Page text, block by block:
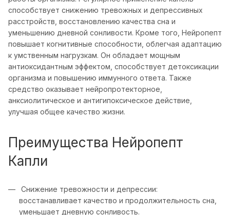
способствует снижению тревожных и депрессивных
расстройств, восстановлению качества сна и
уменьшению дневной сонливости. Кроме того, Нейропепт
повышает когнитивные способности, облегчая адаптацию
к умственным нагрузкам. Он обладает мощным
антиоксидантным эффектом, способствует детоксикации
организма и повышению иммунного ответа. Также
средство оказывает нейропротекторное,
анксиолитическое и антигипоксическое действие,
улучшая общее качество жизни.​
Преимущества Нейропепт
Капли
Снижение тревожности и депрессии:
восстанавливает качество и продолжительность сна,
уменьшает дневную сонливость.​